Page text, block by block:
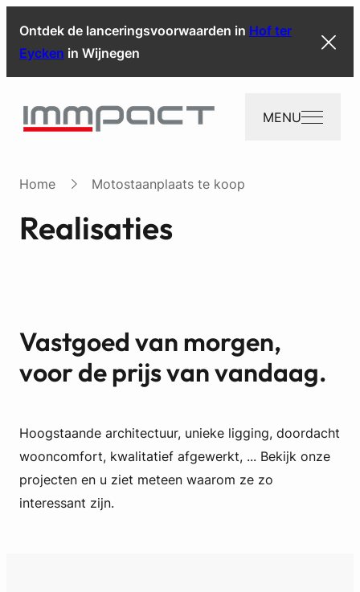
Ontdek de lanceringsvoorwaarden in Hof ter
Eycken in Wijnegen
MENU
Home Motostaanplaats te koop
Realisaties
Vastgoed van morgen,
voor de prijs van vandaag.
Hoogstaande architectuur, unieke ligging, doordacht
wooncomfort, kwalitatief afgewerkt, ... Bekijk onze
projecten en u ziet meteen waarom ze zo
interessant zijn.